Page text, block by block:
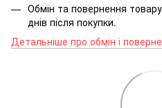
Обмін та повернення
днів після покупки.
Детальніше про обмін і